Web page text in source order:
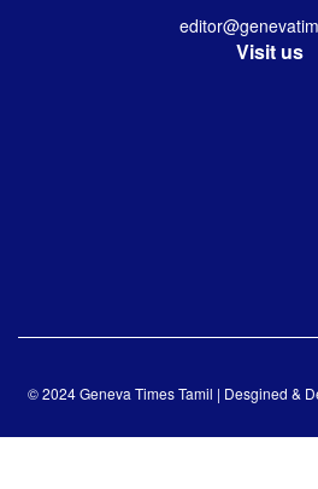
Visit us
© 2024 Geneva Times Tamil | Desgined &